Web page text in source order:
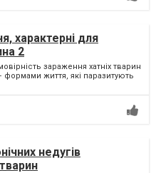
характерні для
2
зараження хатніх тварин
життя, які паразитують
недугів